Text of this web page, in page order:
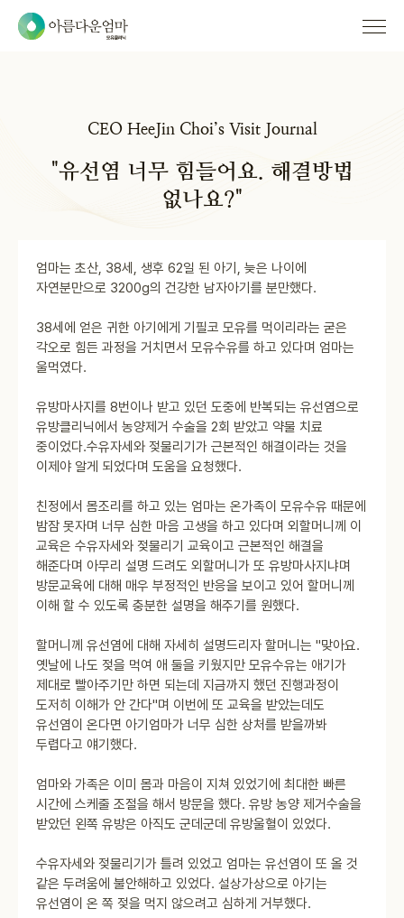
CEO HeeJin Choi’s Visit Journal
"유선염 너무 힘들어요. 해결방법
없나요?"
엄마는 초산, 38세, 생후 62일 된 아기, 늦은 나이에
자연분만으로 3200g의 건강한 남자아기를 분만했다.
38세에 얻은 귀한 아기에게 기필코 모유를 먹이리라는 굳은
각오로 힘든 과정을 거치면서 모유수유를 하고 있다며 엄마는
울먹였다.
유방마사지를 8번이나 받고 있던 도중에 반복되는 유선염으로
유방클리닉에서 농양제거 수술을 2회 받았고 약물 치료
중이었다.수유자세와 젖물리기가 근본적인 해결이라는 것을
이제야 알게 되었다며 도움을 요청했다.
친정에서 몸조리를 하고 있는 엄마는 온가족이 모유수유 때문에
밤잠 못자며 너무 심한 마음 고생을 하고 있다며 외할머니께 이
교육은 수유자세와 젖물리기 교육이고 근본적인 해결을
해준다며 아무리 설명 드려도 외할머니가 또 유방마사지냐며
방문교육에 대해 매우 부정적인 반응을 보이고 있어 할머니께
이해 할 수 있도록 충분한 설명을 해주기를 원했다.
할머니께 유선염에 대해 자세히 설명드리자 할머니는 "맞아요.
옛날에 나도 젖을 먹여 애 둘을 키웠지만 모유수유는 애기가
제대로 빨아주기만 하면 되는데 지금까지 했던 진행과정이
도저히 이해가 안 간다"며 이번에 또 교육을 받았는데도
유선염이 온다면 아기엄마가 너무 심한 상처를 받을까봐
두렵다고 얘기했다.
엄마와 가족은 이미 몸과 마음이 지쳐 있었기에 최대한 빠른
시간에 스케줄 조절을 해서 방문을 했다. 유방 농양 제거수술을
받았던 왼쪽 유방은 아직도 군데군데 유방울혈이 있었다.
수유자세와 젖물리기가 틀려 있었고 엄마는 유선염이 또 올 것
같은 두려움에 불안해하고 있었다. 설상가상으로 아기는
유선염이 온 쪽 젖을 먹지 않으려고 심하게 거부했다.